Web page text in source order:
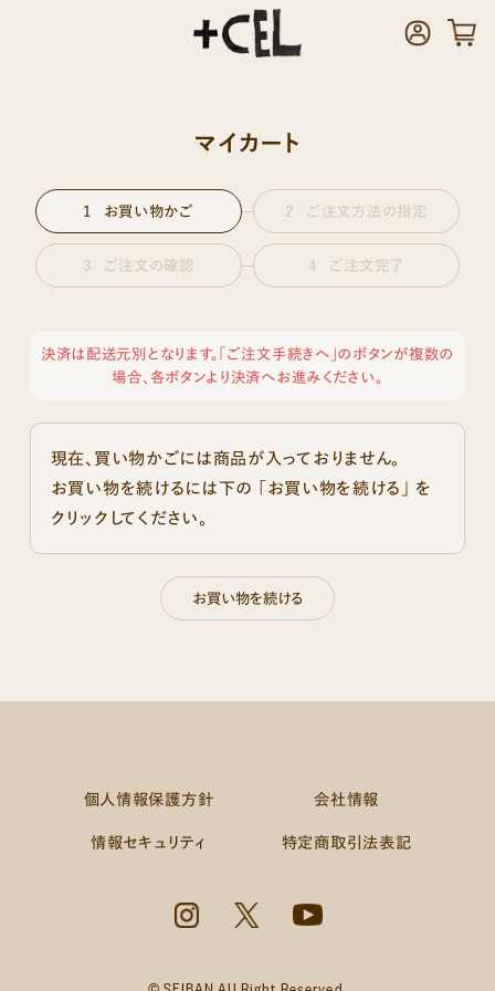
マイカート
お買い物かご ご注文方法の指定
ご注文の確認 ご注文完了
決済は配送元別となります。「ご注文手続きへ」のボタンが複数の
場合、各ボタンより決済へお進みください。
現在、買い物かごには商品が入っておりません。
お買い物を続けるには下の 「お買い物を続ける」 を
クリックしてください。
個人情報保護方針 会社情報
情報セキュリティ 特定商取引法表記